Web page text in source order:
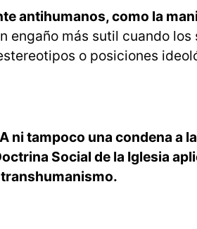
antihumanos, como la
engaño más sutil cuando
o posiciones
ni tampoco una condena a
Social de la Iglesia